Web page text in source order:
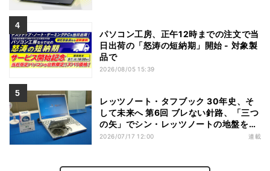
パソコン工房、正午12時までの注文で当
日出荷の「怒涛の短納期」開始 - 対象製
品で
2026/08/05 15:39
レッツノート・タフブック 30年史、そ
して未来へ 第6回 ブレない針路、「三つ
の矢」でシン・レッツノートの地盤を築
く
2026/07/17 12:00 連載